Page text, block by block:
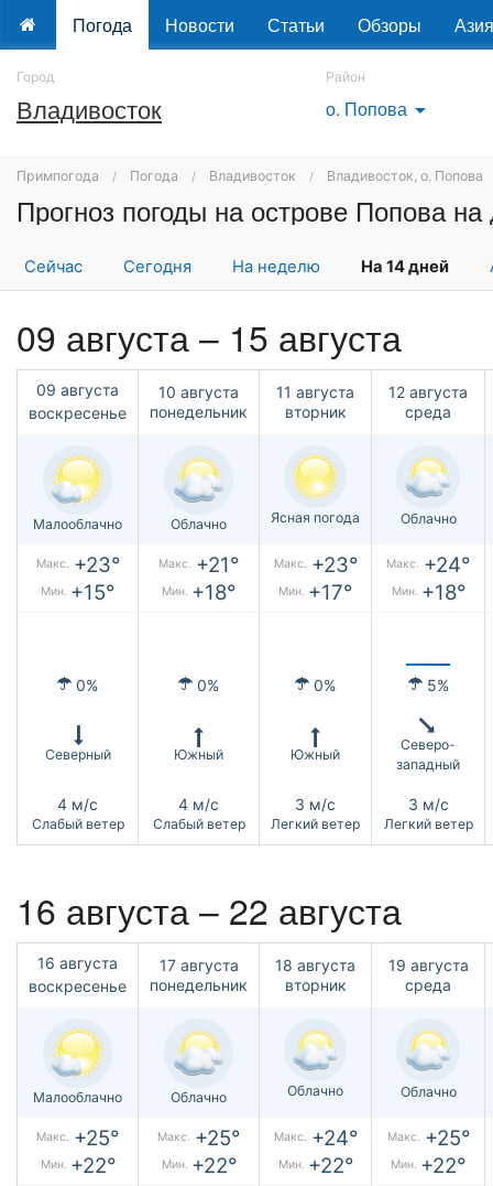
Погода Новости Статьи Обзоры Азия
Город
Владивосток
Район
о. Попова arrow_drop_down
Примпогода Погода Владивосток Владивосток, о. Попова
Прогноз погоды на острове Попова
Сейчас Сегодня На неделю На 14 дней
09 августа – 15 августа
09 августа
воскресенье
10 августа
понедельник
11 августа
вторник
12 августа
среда
Малооблачно Облачно Ясная погода Облачно
Макс. +23°
Мин. +15°
Макс. +21°
Мин. +18°
Макс. +23°
Мин. +17°
Макс. +24°
Мин. +18°
0% 0% 0% 5%
Северный Южный Южный
Северо-
западный
4 м/с
Слабый ветер
4 м/с
Слабый ветер
3 м/с
Легкий ветер
3 м/с
Легкий ветер
16 августа – 22 августа
16 августа
воскресенье
17 августа
понедельник
18 августа
вторник
19 августа
среда
Малооблачно Облачно Облачно Облачно
Макс. +25°
Мин. +22°
Макс. +25°
Мин. +22°
Макс. +24°
Мин. +22°
Макс. +25°
Мин. +22°